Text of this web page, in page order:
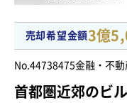
売却希望金額3億
No.44738475金融・不動
首都圏近郊のビ